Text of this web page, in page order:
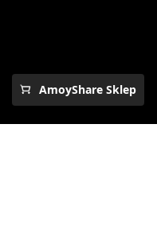
AmoyShare Sklep